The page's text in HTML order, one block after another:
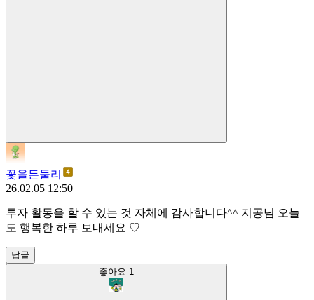
꽃을든둘리
26.02.05 12:50
투자 활동을 할 수 있는 것 자체에 감사합니다^^ 지공님 오늘
도 행복한 하루 보내세요 ♡
답글
좋아요 1